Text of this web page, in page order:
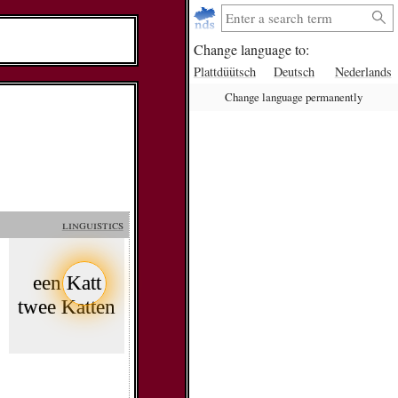
Change language to:
Plattdüütsch Deutsch Nederlands
Change language permanently
linguistics